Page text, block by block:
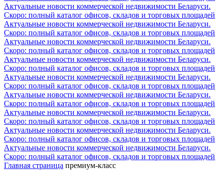
Актуальные новости коммерческой недвижимости Беларуси.
Скоро: полный каталог офисов, складов и торговых площадей
Актуальные новости коммерческой недвижимости Беларуси.
Скоро: полный каталог офисов, складов и торговых площадей
Актуальные новости коммерческой недвижимости Беларуси.
Скоро: полный каталог офисов, складов и торговых площадей
Актуальные новости коммерческой недвижимости Беларуси.
Скоро: полный каталог офисов, складов и торговых площадей
Актуальные новости коммерческой недвижимости Беларуси.
Скоро: полный каталог офисов, складов и торговых площадей
Актуальные новости коммерческой недвижимости Беларуси.
Скоро: полный каталог офисов, складов и торговых площадей
Актуальные новости коммерческой недвижимости Беларуси.
Скоро: полный каталог офисов, складов и торговых площадей
Актуальные новости коммерческой недвижимости Беларуси.
Скоро: полный каталог офисов, складов и торговых площадей
Актуальные новости коммерческой недвижимости Беларуси.
Скоро: полный каталог офисов, складов и торговых площадей
Главная страница премиум-класс